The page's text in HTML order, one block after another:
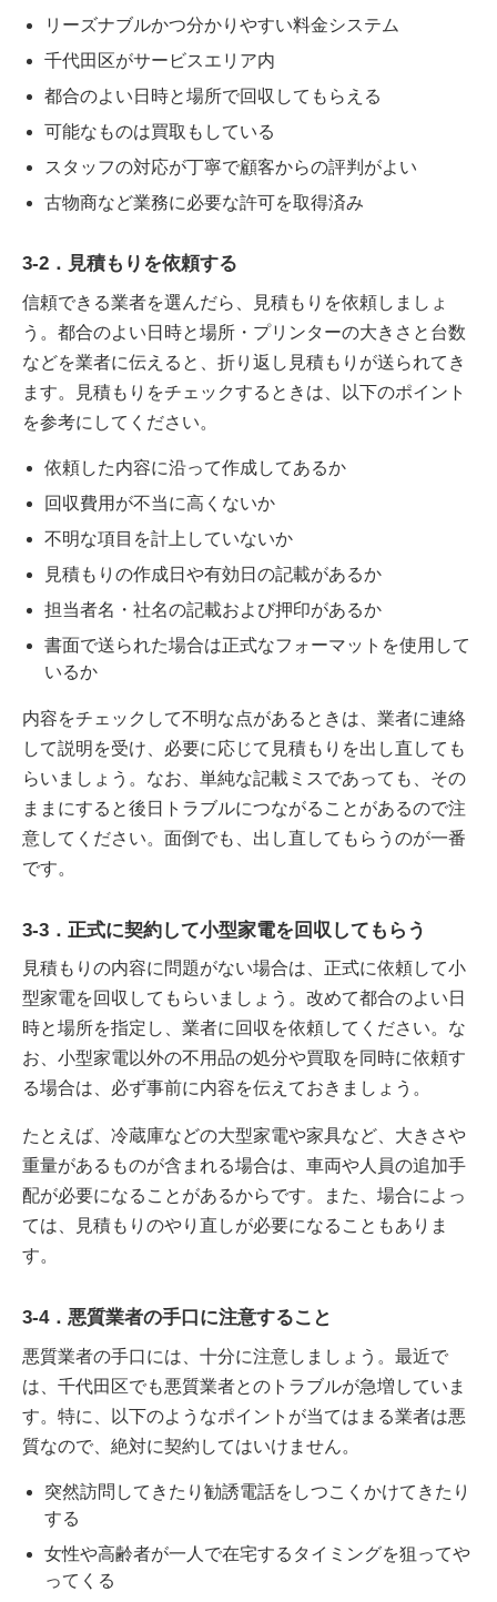
リーズナブルかつ分かりやすい料金システム
千代田区がサービスエリア内
都合のよい日時と場所で回収してもらえる
可能なものは買取もしている
スタッフの対応が丁寧で顧客からの評判がよい
古物商など業務に必要な許可を取得済み
3-2．見積もりを依頼する
信頼できる業者を選んだら、見積もりを依頼しましょ
う。都合のよい日時と場所・プリンターの大きさと台数
などを業者に伝えると、折り返し見積もりが送られてき
ます。見積もりをチェックするときは、以下のポイント
を参考にしてください。
依頼した内容に沿って作成してあるか
回収費用が不当に高くないか
不明な項目を計上していないか
見積もりの作成日や有効日の記載があるか
担当者名・社名の記載および押印があるか
書面で送られた場合は正式なフォーマットを使用して
いるか
内容をチェックして不明な点があるときは、業者に連絡
して説明を受け、必要に応じて見積もりを出し直しても
らいましょう。なお、単純な記載ミスであっても、その
ままにすると後日トラブルにつながることがあるので注
意してください。面倒でも、出し直してもらうのが一番
です。
3-3．正式に契約して小型家電を回収してもらう
見積もりの内容に問題がない場合は、正式に依頼して小
型家電を回収してもらいましょう。改めて都合のよい日
時と場所を指定し、業者に回収を依頼してください。な
お、小型家電以外の不用品の処分や買取を同時に依頼す
る場合は、必ず事前に内容を伝えておきましょう。
たとえば、冷蔵庫などの大型家電や家具など、大きさや
重量があるものが含まれる場合は、車両や人員の追加手
配が必要になることがあるからです。また、場合によっ
ては、見積もりのやり直しが必要になることもありま
す。
3-4．悪質業者の手口に注意すること
悪質業者の手口には、十分に注意しましょう。最近で
は、千代田区でも悪質業者とのトラブルが急増していま
す。特に、以下のようなポイントが当てはまる業者は悪
質なので、絶対に契約してはいけません。
突然訪問してきたり勧誘電話をしつこくかけてきたり
する
女性や高齢者が一人で在宅するタイミングを狙ってや
ってくる